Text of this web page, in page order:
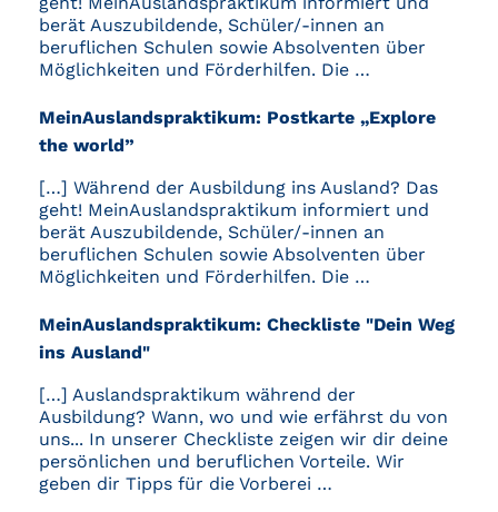
berät Auszubildende, Schüler/-innen an
beruflichen Schulen sowie Absolventen über
Möglichkeiten und Förderhilfen. Die …
MeinAuslandspraktikum: Postkarte „Explore
the world”
[…] Während der Ausbildung ins Ausland? Das
geht! MeinAuslandspraktikum informiert und
berät Auszubildende, Schüler/-innen an
beruflichen Schulen sowie Absolventen über
Möglichkeiten und Förderhilfen. Die …
MeinAuslandspraktikum: Checkliste "Dein Weg
ins Ausland"
[…] Auslandspraktikum während der
Ausbildung? Wann, wo und wie erfährst du von
uns... In unserer Checkliste zeigen wir dir deine
persönlichen und beruflichen Vorteile. Wir
geben dir Tipps für die Vorberei …